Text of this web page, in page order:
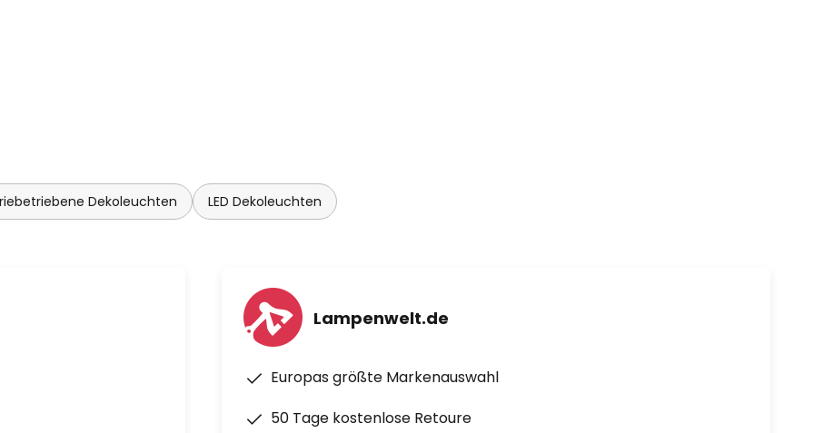
Dekoleuchten LED Dekoleuchten
Lampenwelt.de
Europas größte Markenauswahl
50 Tage kostenlose Retoure